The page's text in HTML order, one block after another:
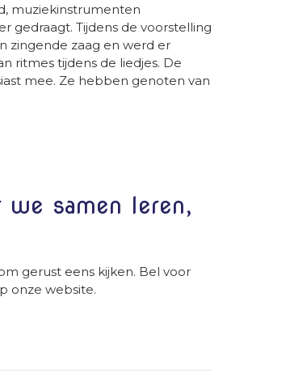
muziekinstrumenten
gedraagt. Tijdens de voorstelling
zingende zaag en werd er
ritmes tijdens de liedjes. De
mee. Ze hebben genoten van
we samen leren,
gerust eens kijken. Bel voor
onze website.